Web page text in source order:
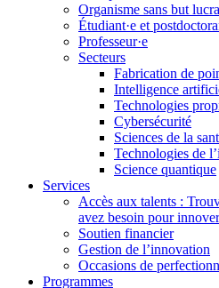
Organisme sans but
Étudiant·e et
Professeur·e
Secteurs
Fabrication de
Intelligence
Technologies
Cybersécurité
Sciences de la
Technologies de
Science quantique
Services
Accès aux talents :
avez besoin pour innover
Soutien financier
Gestion de l’innovation
Occasions de
Programmes